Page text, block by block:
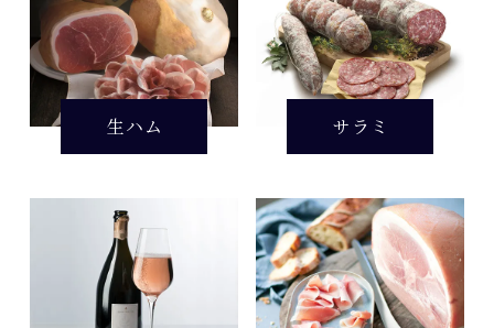
生ハム サラミ